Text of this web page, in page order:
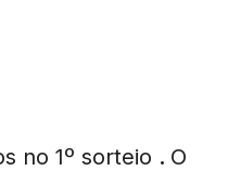
no 1º sorteio . O